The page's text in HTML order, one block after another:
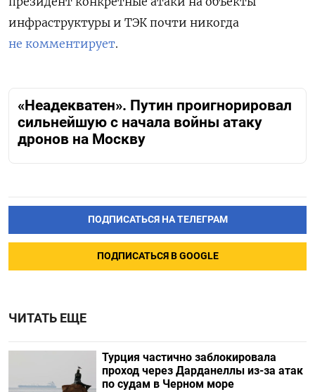
инфраструктуры и ТЭК почти никогда
не комментирует.
«Неадекватен». Путин проигнорировал
сильнейшую с начала войны атаку
дронов на Москву
ПОДПИСАТЬСЯ НА ТЕЛЕГРАМ
ПОДПИСАТЬСЯ В GOOGLE
ЧИТАТЬ ЕЩЕ
Турция частично заблокировала
проход через Дарданеллы из-за атак
по судам в Черном море